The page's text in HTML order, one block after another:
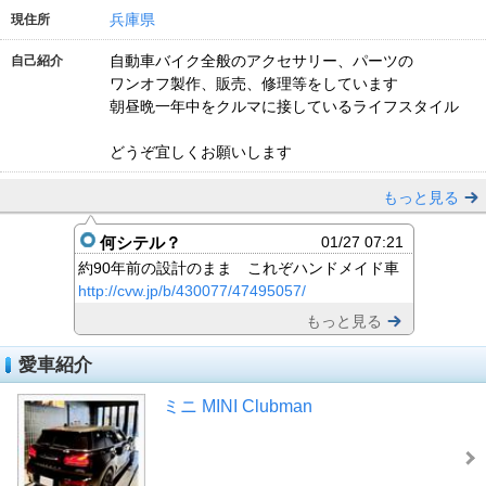
現住所 兵庫県
自己紹介
自動車バイク全般のアクセサリー、パーツの
ワンオフ製作、販売、修理等をしています
朝昼晩一年中をクルマに接しているライフスタイル
どうぞ宜しくお願いします
もっと見る
何シテル？
01/27 07:21
約90年前の設計のまま これぞハンドメイド車
http://cvw.jp/b/430077/47495057/
もっと見る
愛車紹介
ミニ MINI Clubman